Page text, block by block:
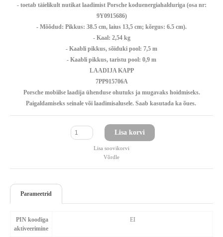
- toetab täielikult nutikat laadimist Porsche koduenergiahalduriga (osa nr:
9Y0915686)
- Mõõdud: Pikkus: 38.5 cm, laius 13,5 cm; kõrgus: 6.5 cm).
- Kaal: 2,54 kg
- Kaabli pikkus, sõiduki pool: 7,5 m
- Kaabli pikkus, taristu pool: 0,9 m
LAADIJA KAPP
7PP915706A
Porsche mobiilse laadija ühenduse ohutuks ja mugavaks hoidmiseks.
Paigaldamiseks seinale või laadimisalusele. Saab kasutada ka õues.
Lisa korvi
Lisa soovikorvi
Võrdle
Parameetrid
PIN koodiga
aktiveerimine
EI